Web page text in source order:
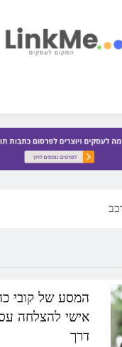
המסע של קובי
אישי להצלחה
דרך